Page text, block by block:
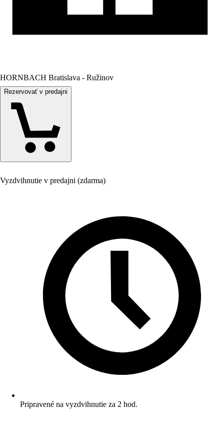
HORNBACH Bratislava - Ružinov
Rezervovať v predajni
Vyzdvihnutie v predajni (zdarma)
Pripravené na vyzdvihnutie za 2 hod.